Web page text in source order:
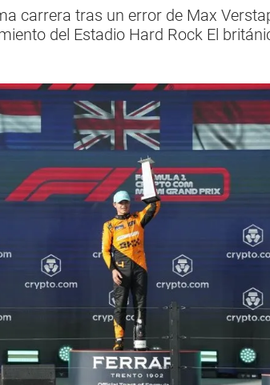
carrera tras un error de Max
del Estadio Hard Rock El